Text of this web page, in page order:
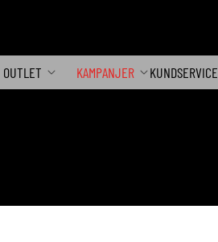
OUTLET KAMPANJER KUNDSERVICE